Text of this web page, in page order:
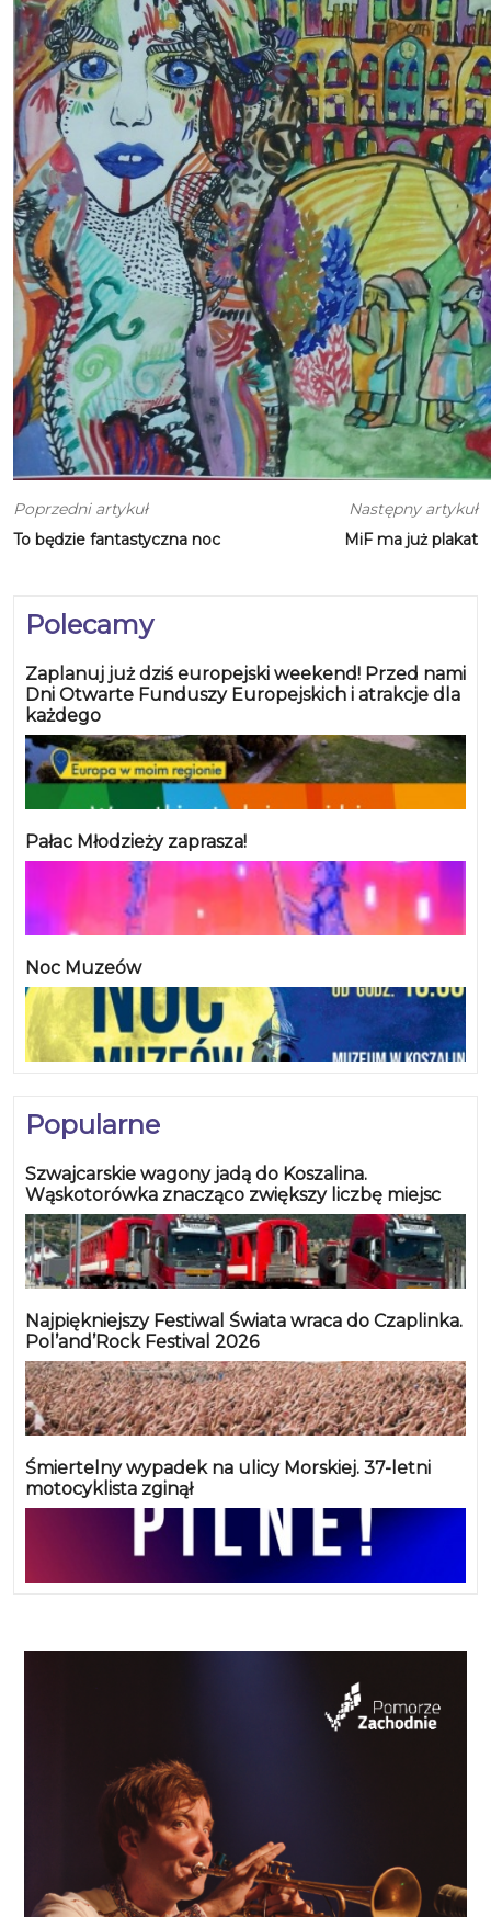
Polecamy
Zaplanuj już dziś europejski weekend! Przed nami
Dni Otwarte Funduszy Europejskich i atrakcje dla
każdego
Pałac Młodzieży zaprasza!
Noc Muzeów
Popularne
Szwajcarskie wagony jadą do Koszalina.
Wąskotorówka znacząco zwiększy liczbę miejsc
Najpiękniejszy Festiwal Świata wraca do Czaplinka.
Pol’and’Rock Festival 2026
Śmiertelny wypadek na ulicy Morskiej. 37-letni
motocyklista zginął
Poprzedni artykuł
To będzie fantastyczna noc
Następny artykuł
MiF ma już plakat